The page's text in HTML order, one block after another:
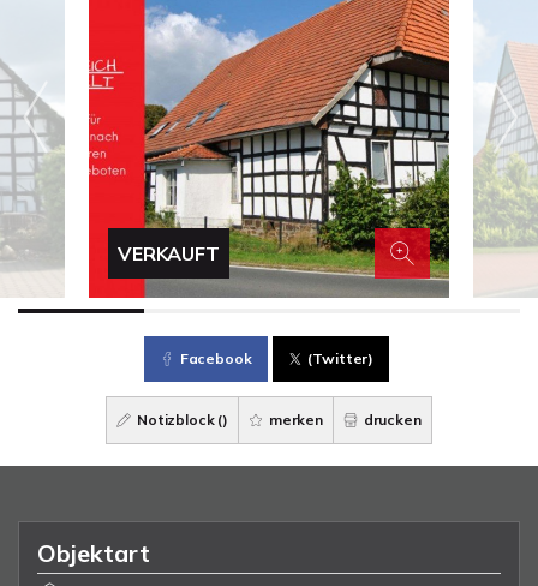
VERKAUFT
Facebook (Twitter)
Notizblock () merken drucken
Objektart